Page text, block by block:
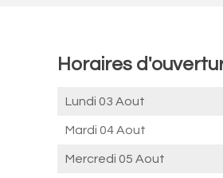
Horaires
Lundi 03 Aout
Mardi 04 Aout
Mercredi 05 Aout